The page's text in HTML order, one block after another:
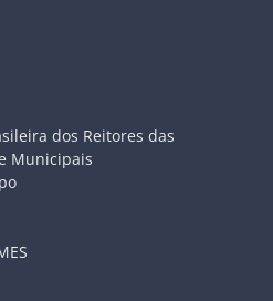
dos Reitores das
Municipais